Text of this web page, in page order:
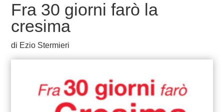
Fra 30 giorni farò la
cresima
di Ezio Stermieri